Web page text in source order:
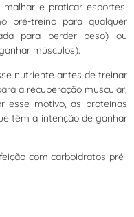
e praticar esportes.
pré-treino para qualquer
para perder peso) ou
músculos).
nutriente antes de treinar
a recuperação muscular,
esse motivo, as proteínas
têm a intenção de ganhar
com carboidratos pré-